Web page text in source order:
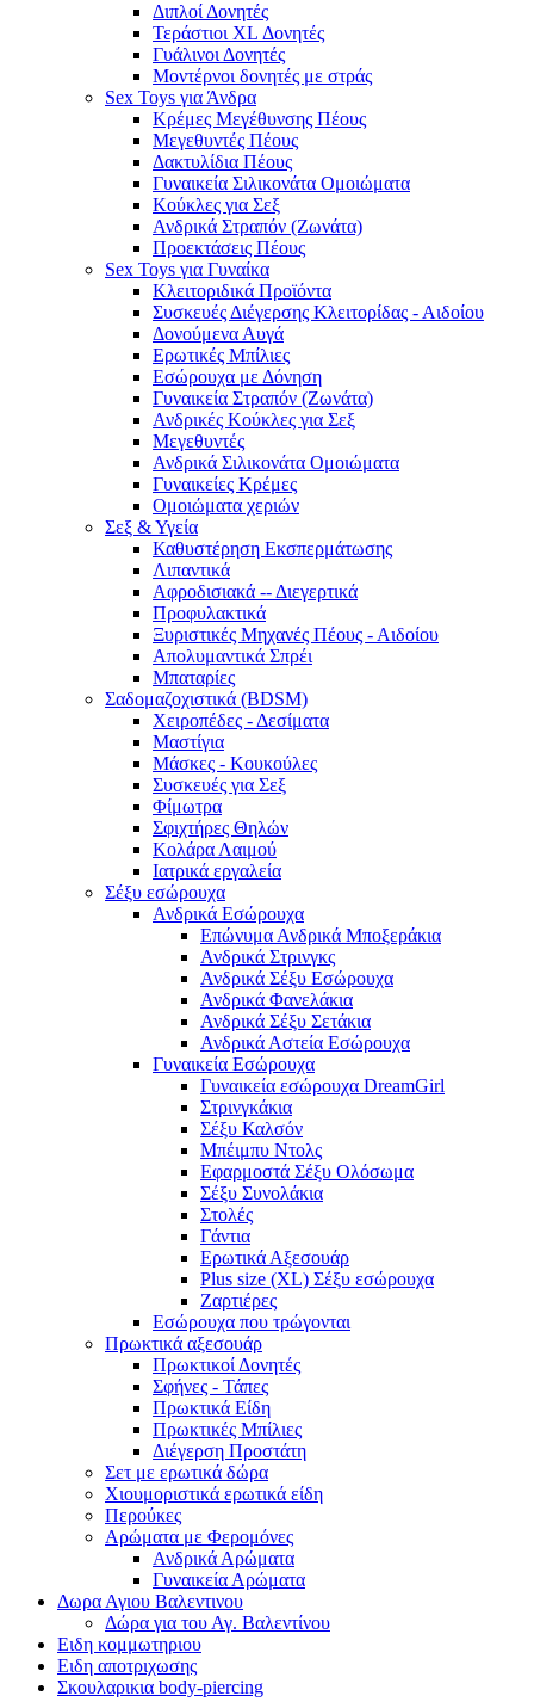
Διπλοί Δονητές
Τεράστιοι XL Δονητές
Γυάλινοι Δονητές
Μοντέρνοι δονητές με στράς
Sex Toys για Άνδρα
Κρέμες Μεγέθυνσης Πέους
Μεγεθυντές Πέους
Δακτυλίδια Πέους
Γυναικεία Σιλικονάτα Ομοιώματα
Κούκλες για Σεξ
Ανδρικά Στραπόν (Ζωνάτα)
Προεκτάσεις Πέους
Sex Toys για Γυναίκα
Κλειτοριδικά Προϊόντα
Συσκευές Διέγερσης Κλειτορίδας - Αιδοίου
Δονούμενα Αυγά
Ερωτικές Μπίλιες
Εσώρουχα με Δόνηση
Γυναικεία Στραπόν (Ζωνάτα)
Ανδρικές Κούκλες για Σεξ
Μεγεθυντές
Ανδρικά Σιλικονάτα Ομοιώματα
Γυναικείες Κρέμες
Ομοιώματα χεριών
Σεξ & Υγεία
Καθυστέρηση Εκσπερμάτωσης
Λιπαντικά
Αφροδισιακά -- Διεγερτικά
Προφυλακτικά
Ξυριστικές Μηχανές Πέους - Αιδοίου
Απολυμαντικά Σπρέι
Μπαταρίες
Σαδομαζοχιστικά (BDSM)
Χειροπέδες - Δεσίματα
Μαστίγια
Μάσκες - Κουκούλες
Συσκευές για Σεξ
Φίμωτρα
Σφιχτήρες Θηλών
Κολάρα Λαιμού
Ιατρικά εργαλεία
Σέξυ εσώρουχα
Ανδρικά Εσώρουχα
Επώνυμα Ανδρικά Μποξεράκια
Ανδρικά Στρινγκς
Ανδρικά Σέξυ Εσώρουχα
Ανδρικά Φανελάκια
Ανδρικά Σέξυ Σετάκια
Ανδρικά Αστεία Εσώρουχα
Γυναικεία Εσώρουχα
Γυναικεία εσώρουχα DreamGirl
Στρινγκάκια
Σέξυ Καλσόν
Μπέιμπυ Ντολς
Εφαρμοστά Σέξυ Ολόσωμα
Σέξυ Συνολάκια
Στολές
Γάντια
Ερωτικά Αξεσουάρ
Plus size (XL) Σέξυ εσώρουχα
Ζαρτιέρες
Εσώρουχα που τρώγονται
Πρωκτικά αξεσουάρ
Πρωκτικοί Δονητές
Σφήνες - Τάπες
Πρωκτικά Είδη
Πρωκτικές Μπίλιες
Διέγερση Προστάτη
Σετ με ερωτικά δώρα
Χιουμοριστικά ερωτικά είδη
Περούκες
Αρώματα με Φερομόνες
Ανδρικά Αρώματα
Γυναικεία Αρώματα
Δωρα Αγιου Βαλεντινου
Δώρα για του Αγ. Βαλεντίνου
Ειδη κομμωτηριου
Ειδη αποτριχωσης
Σκουλαρικια body-piercing